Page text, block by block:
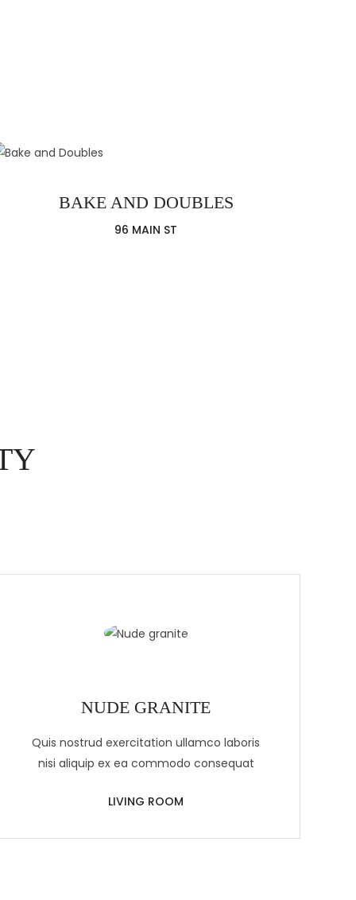
BAKE AND DOUBLES
96 MAIN ST
NUDE GRANITE
Quis nostrud exercitation ullamco laboris
nisi aliquip ex ea commodo consequat
LIVING ROOM